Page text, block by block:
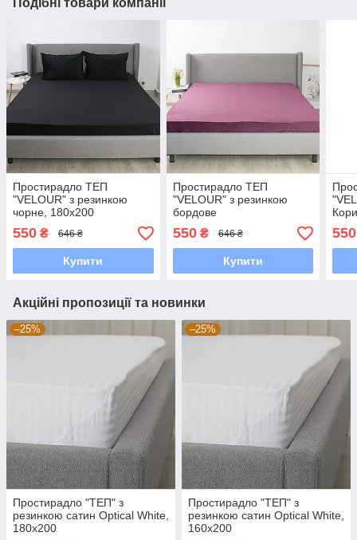
Простирадло ТЕП
"VELOUR" з резинкою
чорне, 180x200
550 ₴ 646 ₴
Купити
Простирадло ТЕП
"VELOUR" з резинкою
бордове
550₴ 646 ₴
Купити
550
Акційні пропозиції та новинки
–25%
Простирадло "ТЕП" з
резинкою сатин Optical White,
180x200
–25%
Простирадло "ТЕП" з
резинкою сатин Optical White,
160x200